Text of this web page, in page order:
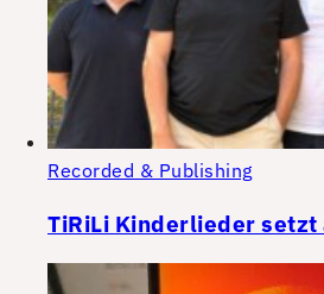
Recorded & Publishing
TiRiLi Kinderlieder setzt